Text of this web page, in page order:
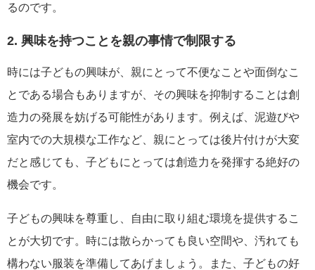
るのです。
2. 興味を持つことを親の事情で制限する
時には子どもの興味が、親にとって不便なことや面倒なこ
とである場合もありますが、その興味を抑制することは創
造力の発展を妨げる可能性があります。例えば、泥遊びや
室内での大規模な工作など、親にとっては後片付けが大変
だと感じても、子どもにとっては創造力を発揮する絶好の
機会です。
子どもの興味を尊重し、自由に取り組む環境を提供するこ
とが大切です。時には散らかっても良い空間や、汚れても
構わない服装を準備してあげましょう。また、子どもの好